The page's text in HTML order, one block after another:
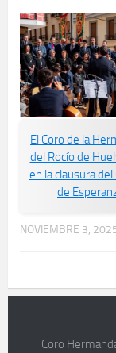
El Coro de la
del Rocío de
en la clausura del
de
NOVIEMBRE 3,
Coro